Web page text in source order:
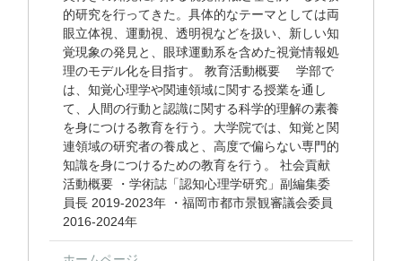
的研究を行ってきた。具体的なテーマとしては両
眼立体視、運動視、透明視などを扱い、新しい知
覚現象の発見と、眼球運動系を含めた視覚情報処
理のモデル化を目指す。 教育活動概要 学部で
は、知覚心理学や関連領域に関する授業を通し
て、人間の行動と認識に関する科学的理解の素養
を身につける教育を行う。大学院では、知覚と関
連領域の研究者の養成と、高度で偏らない専門的
知識を身につけるための教育を行う。 社会貢献
活動概要 ・学術誌「認知心理学研究」副編集委
員長 2019-2023年 ・福岡市都市景観審議会委員
2016-2024年